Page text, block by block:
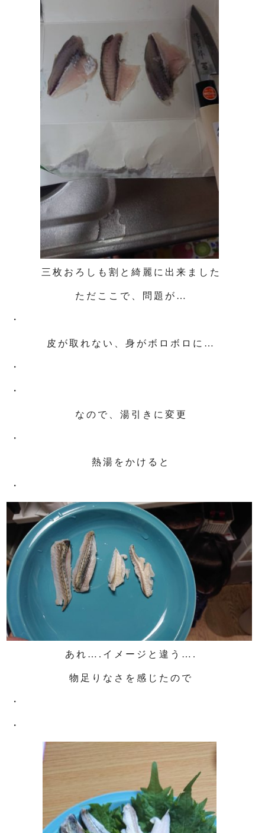
三枚おろしも割と綺麗に出来ました
ただここで、問題が…
・
皮が取れない、身がボロボロに…
・
・
なので、湯引きに変更
・
熱湯をかけると
・
あれ….イメージと違う….
物足りなさを感じたので
・
・